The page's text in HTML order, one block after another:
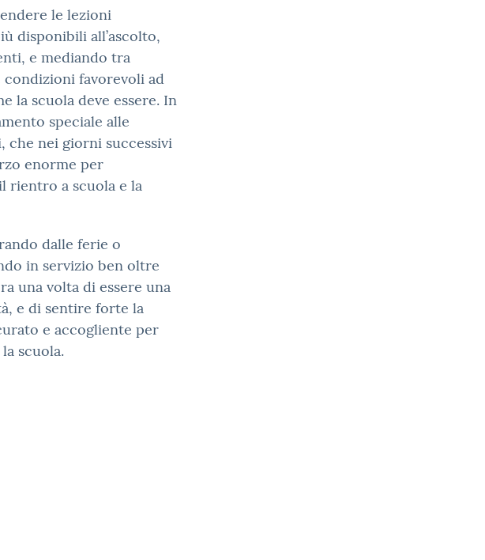
le lezioni
disponibili all’ascolto,
e mediando tra
favorevoli ad
la scuola deve essere. In
speciale alle
nei giorni successivi
enorme per
rientro a scuola e la
dalle ferie o
in servizio ben oltre
una volta di essere una
e di sentire forte la
e accogliente per
scuola.